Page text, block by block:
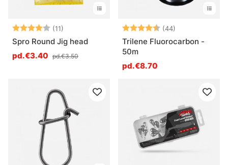
Note: (11)
Spro Round Jig head
pd.€3.40 pd.€3.50
Note: (44)
Trilene Fluorocarbon -
50m
pd.€8.70